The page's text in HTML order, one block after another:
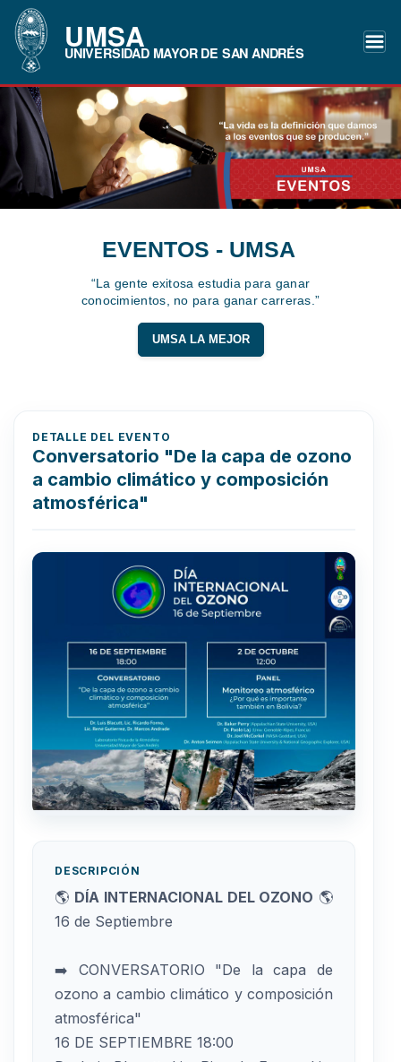
UMSA
UNIVERSIDAD MAYOR DE SAN ANDRÉS
EVENTOS - UMSA
“La gente exitosa estudia para ganar
conocimientos, no para ganar carreras.”
UMSA LA MEJOR
DETALLE DEL EVENTO
Conversatorio "De la capa de ozono
a cambio climático y composición
atmosférica"
DESCRIPCIÓN
🌎 DÍA INTERNACIONAL DEL OZONO 🌎
16 de Septiembre
➡️ CONVERSATORIO "De la capa de
ozono a cambio climático y composición
atmosférica"
16 DE SEPTIEMBRE 18:00